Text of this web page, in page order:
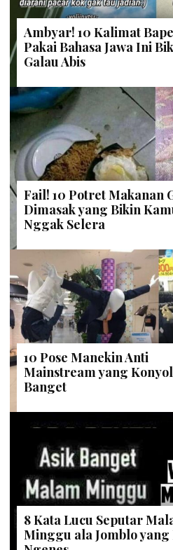
Ambyar! 10 Kalimat
Pakai Bahasa Jawa Ini
Galau Abis
Fail! 10 Potret Makanan
Dimasak yang Bikin
Nggak Selera
10 Pose Manekin Anti
Mainstream yang Konyol
Banget
8 Kata Lucu Seputar
Minggu ala Jomblo